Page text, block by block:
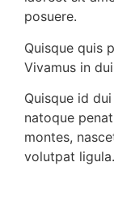
posuere.
Quisque quis
Vivamus in
Quisque id
natoque
montes,
volutpat